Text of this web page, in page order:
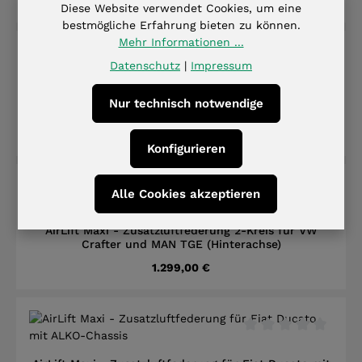
AirLift Maxi - Zusatzluftfederung 2-Kreis für Renault
Master
Regulärer Preis:
Durchschnittliche
AirLift Maxi - Zusatzluftfederung 2-Kreis für VW
Crafter und MAN TGE (Hinterachse)
Regulärer Preis:
1.299,00 €
Diese Website verwendet Cookies, um eine
bestmögliche Erfahrung bieten zu können.
Mehr Informationen ...
Datenschutz | Impressum
Nur technisch notwendige
Konfigurieren
Alle Cookies akzeptieren